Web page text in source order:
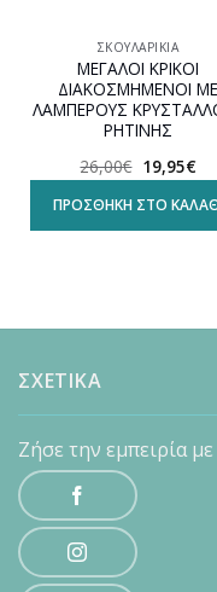
ΣΚΟΥΛΑΡΊΚΙΑ
ΜΕΓΑΛΟΙ ΚΡΙΚΟΙ
ΔΙΑΚΟΣΜΗΜΕΝΟΙ ΜΕ
ΛΑΜΠΕΡΟΥΣ
ΡΗΤΙΝΗΣ
26,00€ Original
price
was:
26,00€.
19,95€Η
ΠΡΟΣΘΉΚΗ ΣΤΟ
ΣΧΕΤΙΚΑ
Ζήσε την εμπειρία